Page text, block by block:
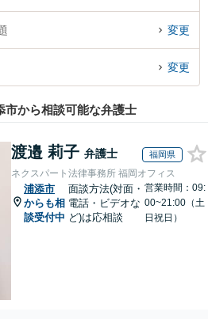
護士に相談予約したい』などでお困りの相
変更
変更
市から相談可能な弁護士
渡邉 莉子 弁護士 福岡県
ネクスパート法律事務所 福岡オフィス
浦添市
からも相
談受付中
面談方法(対面・
電話・ビデオな
ど)は応相談
営業時間：09:
00~21:00（土
日祝日）